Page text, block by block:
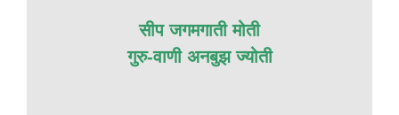
सीप जगमगाती मोती
गुरु-वाणी अनबुझ ज्योती